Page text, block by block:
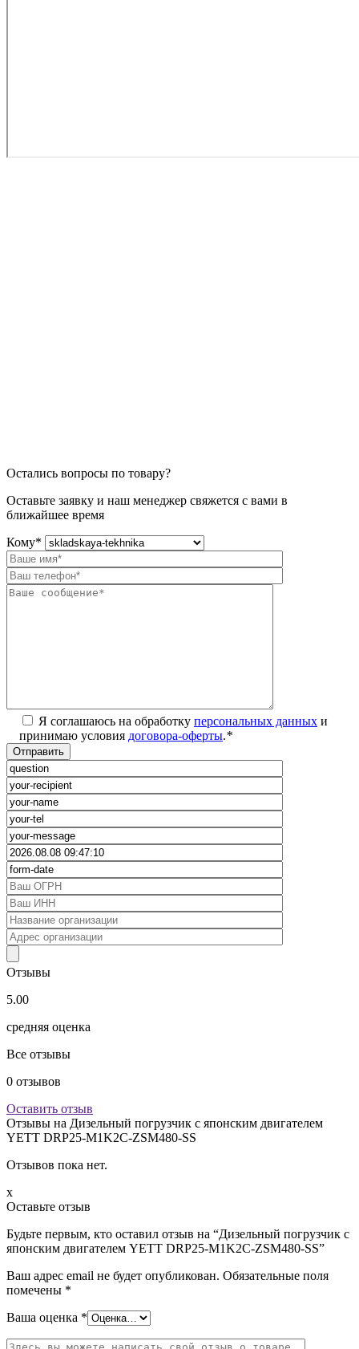
Остались вопросы по товару?
Оставьте заявку и наш менеджер свяжется с вами в
ближайшее время
Кому*
Я соглашаюсь на обработку персональных данных и
принимаю условия договора-оферты.*
Отзывы
5.00
средняя оценка
Все отзывы
0 отзывов
Оставить отзыв
Отзывы на Дизельный погрузчик с японским двигателем
YETT DRP25-M1K2C-ZSM480-SS
Отзывов пока нет.
x
Оставьте отзыв
Будьте первым, кто оставил отзыв на “Дизельный погрузчик с
японским двигателем YETT DRP25-M1K2C-ZSM480-SS”
Ваш адрес email не будет опубликован. Обязательные поля
помечены *
Ваша оценка *